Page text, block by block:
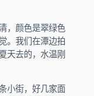
，颜色是翠绿色
。我们在潭边拍
天去的，水温刚
小街，好几家面